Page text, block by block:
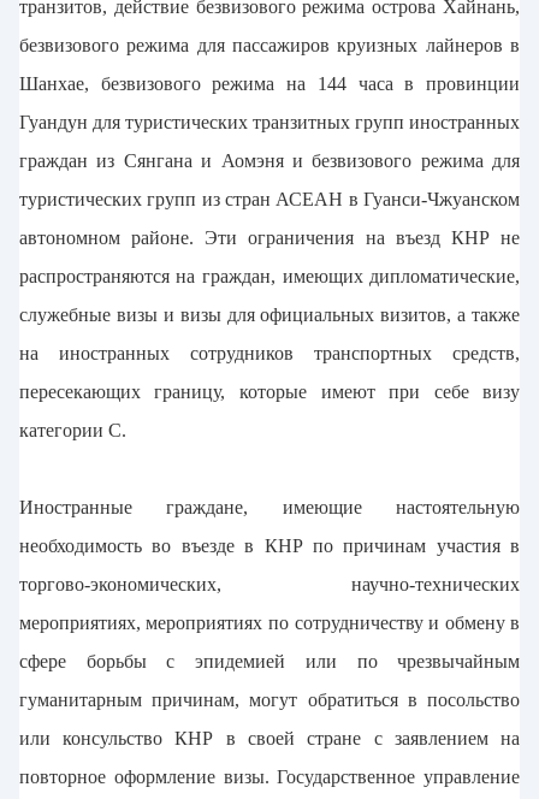
транзитов, действие безвизового режима острова Хайнань,
безвизового режима для пассажиров круизных лайнеров в
Шанхае, безвизового режима на 144 часа в провинции
Гуандун для туристических транзитных групп иностранных
граждан из Сянгана и Аомэня и безвизового режима для
туристических групп из стран АСЕАН в Гуанси-Чжуанском
автономном районе. Эти ограничения на въезд КНР не
распространяются на граждан, имеющих дипломатические,
служебные визы и визы для официальных визитов, а также
на иностранных сотрудников транспортных средств,
пересекающих границу, которые имеют при себе визу
категории C.
Иностранные граждане, имеющие настоятельную
необходимость во въезде в КНР по причинам участия в
торгово-экономических, научно-технических
мероприятиях, мероприятиях по сотрудничеству и обмену в
сфере борьбы с эпидемией или по чрезвычайным
гуманитарным причинам, могут обратиться в посольство
или консульство КНР в своей стране с заявлением на
повторное оформление визы. Государственное управление